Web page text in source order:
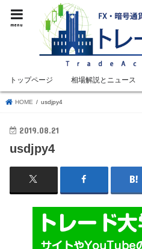
menu
トップページ 相場解説とニュース
HOME usdjpy4
2019.08.21
usdjpy4